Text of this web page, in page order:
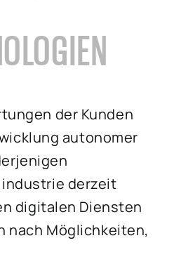
der Kunden
autonomer
derzeit
digitalen Diensten
nach Möglichkeiten,